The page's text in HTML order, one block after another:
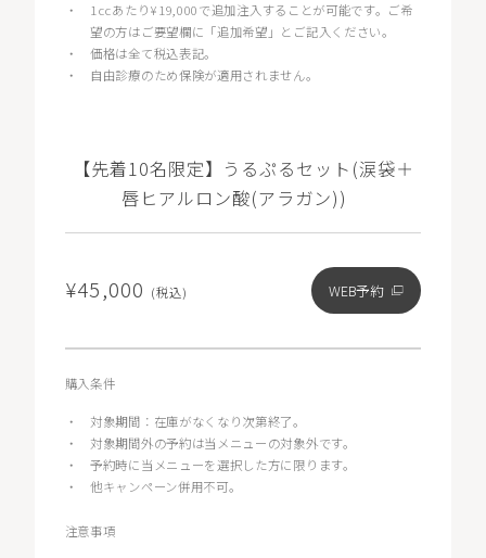
・ 1ccあたり¥19,000で追加注入することが可能です。ご希
望の方はご要望欄に「追加希望」とご記入ください。
・価格は全て税込表記。
・
自由診療のため保険が適用されません。
【先着10名限定】うるぷるセット(涙袋＋
唇ヒアルロン酸(アラガン))
¥45,000 (税込) WEB予約
購入条件
・ 対象期間：在庫がなくなり次第終了。
・ 対象期間外の予約は当メニューの対象外です。
・予約時に当メニューを選択した方に限ります。
・他キャンペーン併用不可。
注意事項